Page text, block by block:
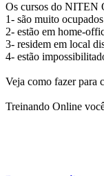
Os cursos do NITEN
1- são muito
2- estão em home-
3- residem em local
4- estão
Veja como fazer para
Treinando Online